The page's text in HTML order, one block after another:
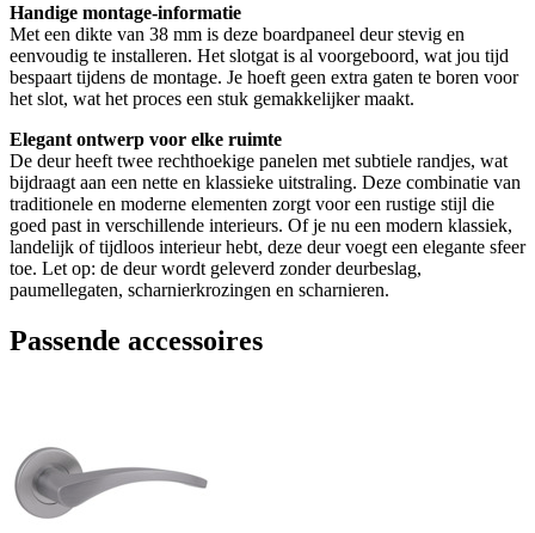
Handige montage-informatie
Met een dikte van 38 mm is deze boardpaneel deur stevig en
eenvoudig te installeren. Het slotgat is al voorgeboord, wat jou tijd
bespaart tijdens de montage. Je hoeft geen extra gaten te boren voor
het slot, wat het proces een stuk gemakkelijker maakt.
Elegant ontwerp voor elke ruimte
De deur heeft twee rechthoekige panelen met subtiele randjes, wat
bijdraagt aan een nette en klassieke uitstraling. Deze combinatie van
traditionele en moderne elementen zorgt voor een rustige stijl die
goed past in verschillende interieurs. Of je nu een modern klassiek,
landelijk of tijdloos interieur hebt, deze deur voegt een elegante sfeer
toe. Let op: de deur wordt geleverd zonder deurbeslag,
paumellegaten, scharnierkrozingen en scharnieren.
Passende accessoires